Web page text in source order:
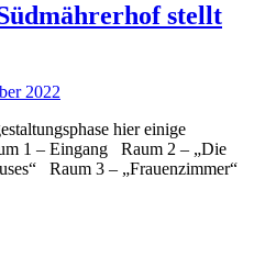
stellt
2022
hier einige
1 – Eingang Raum 2 – „Die
Raum 3 – „Frauenzimmer“